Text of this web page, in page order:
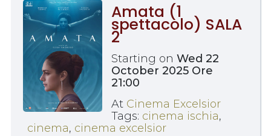
Amata (1
spettacolo) SALA
2
Starting on Wed 22
October 2025 Ore
21:00
At Cinema Excelsior
Tags: cinema ischia,
cinema, cinema excelsior